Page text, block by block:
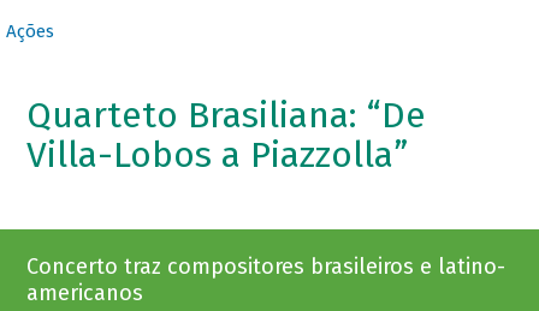
Ações
Quarteto Brasiliana: “De
Villa-Lobos a Piazzolla”
Concerto traz compositores brasileiros e latino-
americanos